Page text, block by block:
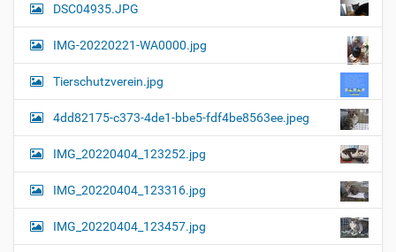
i
l
r
e
N
a
i
g
a
t
i
o
n
DSC04935.JPG
IMG-20220221-WA0000.jpg
Tierschutzverein.jpg
4dd82175-c373-4de1-bbe5-fdf4be8563ee.jpeg
IMG_20220404_123252.jpg
IMG_20220404_123316.jpg
IMG_20220404_123457.jpg